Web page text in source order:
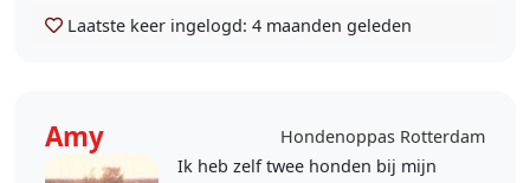
Laatste keer ingelogd: 4 maanden geleden
Amy
Hondenoppas Rotterdam
Ik heb zelf twee honden bij mijn